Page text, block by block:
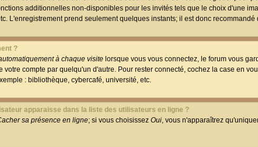
additionnelles non-disponibles pour les invités tels que le choix d'une
L'enregistrement prend seulement quelques instants; il est donc recommandé
?
à chaque visite lorsque vous vous connectez, le forum vous
compte par quelqu'un d'autre. Pour rester connecté, cochez la case en
: bibliothèque, cybercafé, université, etc.
apparaisse dans la liste des utilisateurs en ligne ?
sa présence en ligne; si vous choisissez Oui, vous n'apparaîtrez